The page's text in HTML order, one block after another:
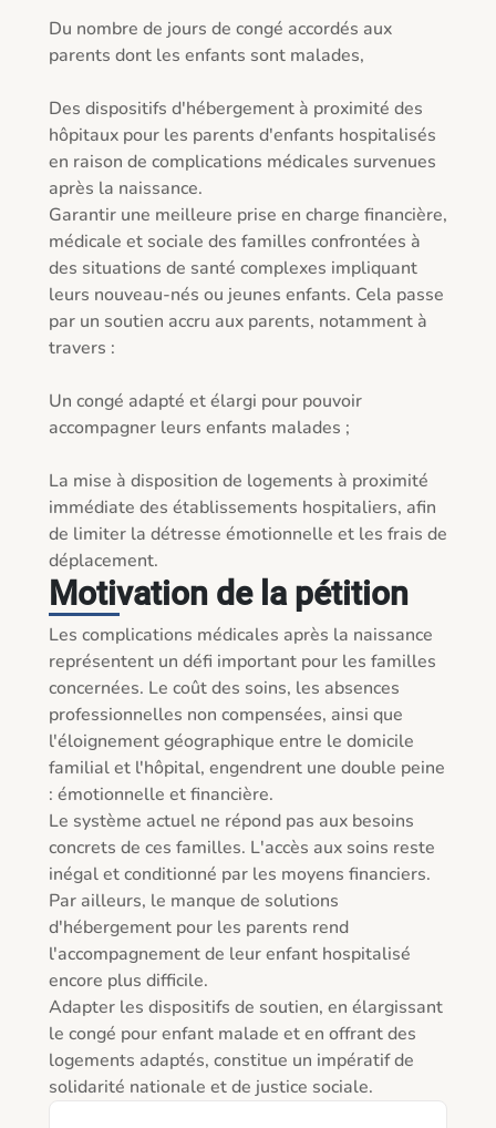
Du nombre de jours de congé accordés aux
parents dont les enfants sont malades,
Des dispositifs d'hébergement à proximité des
hôpitaux pour les parents d'enfants hospitalisés
en raison de complications médicales survenues
après la naissance.
Garantir une meilleure prise en charge financière,
médicale et sociale des familles confrontées à
des situations de santé complexes impliquant
leurs nouveau-nés ou jeunes enfants. Cela passe
par un soutien accru aux parents, notamment à
travers :
Un congé adapté et élargi pour pouvoir
accompagner leurs enfants malades ;
La mise à disposition de logements à proximité
immédiate des établissements hospitaliers, afin
de limiter la détresse émotionnelle et les frais de
déplacement.
Motivation de la pétition
Les complications médicales après la naissance
représentent un défi important pour les familles
concernées. Le coût des soins, les absences
professionnelles non compensées, ainsi que
l'éloignement géographique entre le domicile
familial et l'hôpital, engendrent une double peine
: émotionnelle et financière.
Le système actuel ne répond pas aux besoins
concrets de ces familles. L'accès aux soins reste
inégal et conditionné par les moyens financiers.
Par ailleurs, le manque de solutions
d'hébergement pour les parents rend
l'accompagnement de leur enfant hospitalisé
encore plus difficile.
Adapter les dispositifs de soutien, en élargissant
le congé pour enfant malade et en offrant des
logements adaptés, constitue un impératif de
solidarité nationale et de justice sociale.